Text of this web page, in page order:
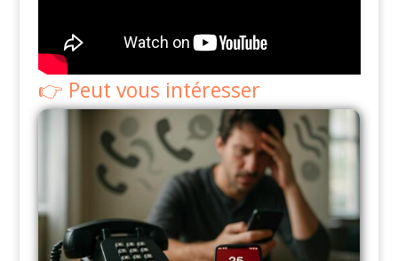
Peut vous intéresser